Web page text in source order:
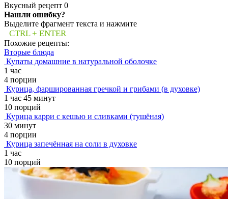
Вкусный рецепт 0
Нашли ошибку?
Выделите фрагмент текста и нажмите
CTRL + ENTER
Похожие рецепты:
Вторые блюда
Купаты домашние в натуральной оболочке
1 час
4 порции
Курица, фаршированная гречкой и грибами (в духовке)
1 час 45 минут
10 порций
Курица карри с кешью и сливками (тушёная)
30 минут
4 порции
Курица запечённая на соли в духовке
1 час
10 порций